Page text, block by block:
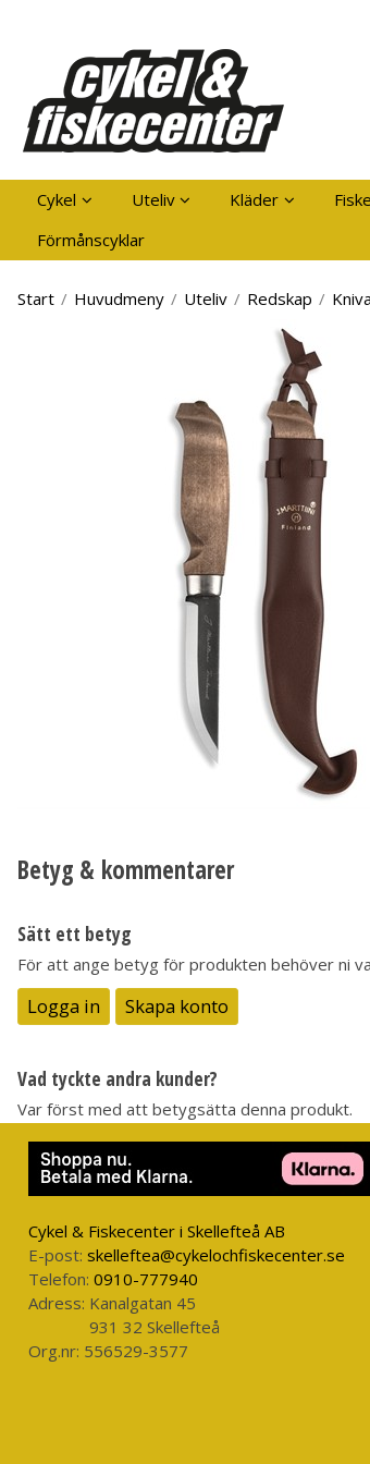
Cykel Uteliv Kläder Fiske
Förmånscyklar
Start / Huvudmeny / Uteliv / Redskap /
Betyg & kommentarer
Sätt ett betyg
För att ange betyg för produkten behöver ni
Logga in Skapa konto
Vad tyckte andra kunder?
Var först med att betygsätta denna produkt.
Cykel & Fiskecenter i Skellefteå AB
E-post: skelleftea@cykelochfiskecenter.se
Telefon: 0910-777940
Adress: Kanalgatan 45
931 32 Skellefteå
Org.nr: 556529-3577